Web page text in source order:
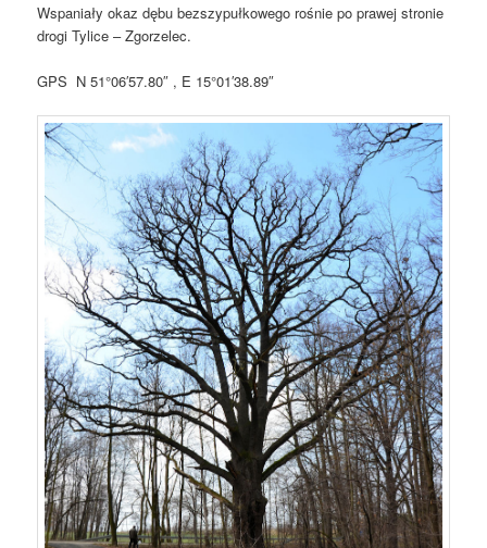
Wspaniały okaz dębu bezszypułkowego rośnie po prawej stronie
drogi Tylice – Zgorzelec.
GPS N 51°06′57.80″ , E 15°01′38.89″